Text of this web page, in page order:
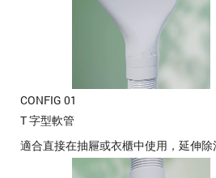
CONFIG 01
T 字型軟管
適合直接在抽屜或衣櫃中使用，延伸除